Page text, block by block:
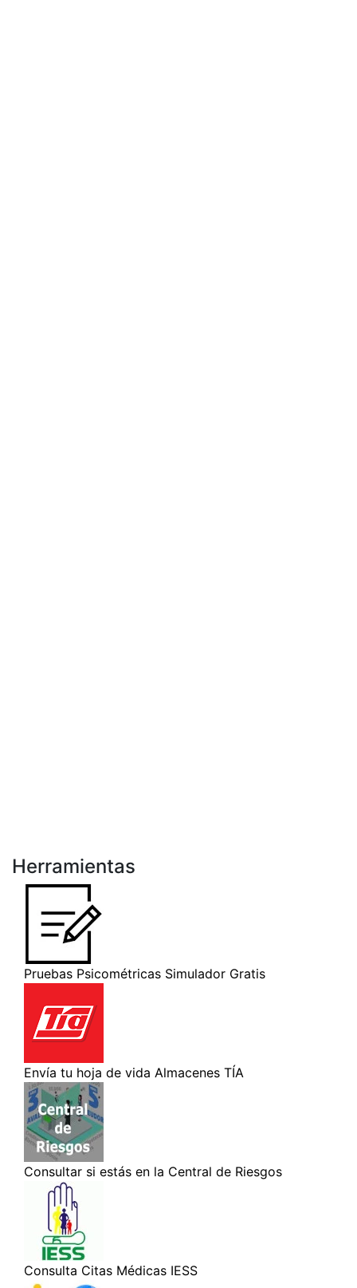
Herramientas